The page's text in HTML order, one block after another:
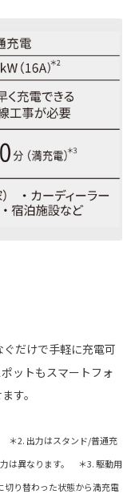
だけで手軽に充電可
ットもスマートフォ
す。
＊2. 出力はスタンド/普通充
は異なります。 ＊3. 駆動用
切り替わった状態から満充電